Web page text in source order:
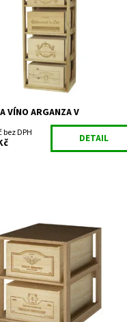
beden. Smontováno z
Do 3 týdnů
EX2558
Expovinalia
2 roky
VÍNO ARGANZA V
bez DPH DETAIL
na uskladnění vína.
Do 3 týdnů
EX2562
Expovinalia
2 roky